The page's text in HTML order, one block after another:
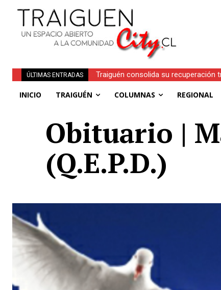
ÚLTIMAS ENTRADAS
Traiguén consolida su recuperación
INICIO TRAIGUÉN COLUMNAS REGIONAL
Obituario |
(Q.E.P.D.)